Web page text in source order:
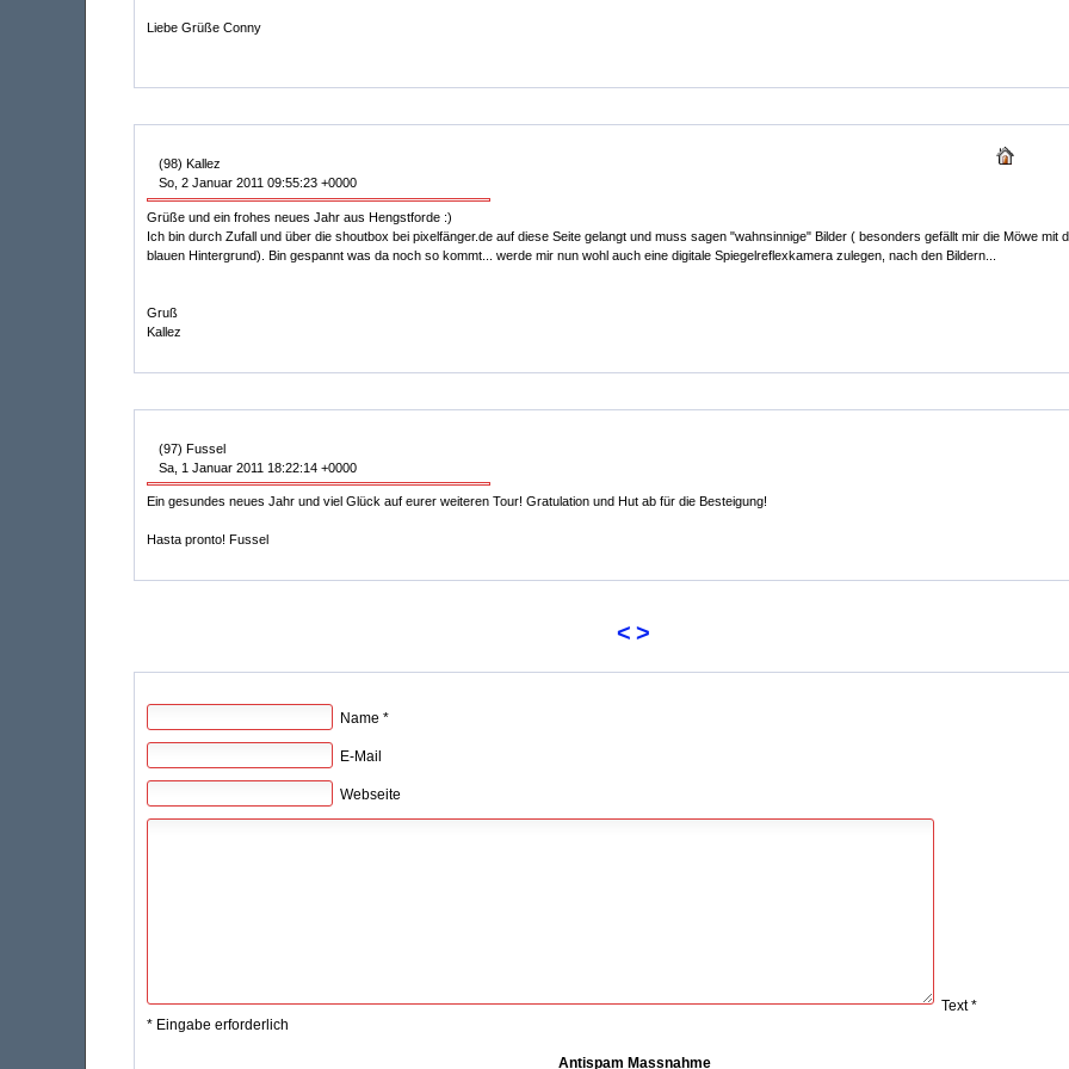
Liebe Grüße Conny
(98) Kallez
So, 2 Januar 2011 09:55:23 +0000
Grüße und ein frohes neues Jahr aus Hengstforde :)
Ich bin durch Zufall und über die shoutbox bei pixelfänger.de auf diese Seite gelangt und muss sagen "wahnsinnige" Bilder ( besonders gefällt mir die Möwe mit
blauen Hintergrund). Bin gespannt was da noch so kommt... werde mir nun wohl auch eine digitale Spiegelreflexkamera zulegen, nach den Bildern...
Gruß
Kallez
(97) Fussel
Sa, 1 Januar 2011 18:22:14 +0000
Ein gesundes neues Jahr und viel Glück auf eurer weiteren Tour! Gratulation und Hut ab für die Besteigung!
Hasta pronto! Fussel
< >
Name *
E-Mail
Webseite
Text *
* Eingabe erforderlich
Antispam Massnahme